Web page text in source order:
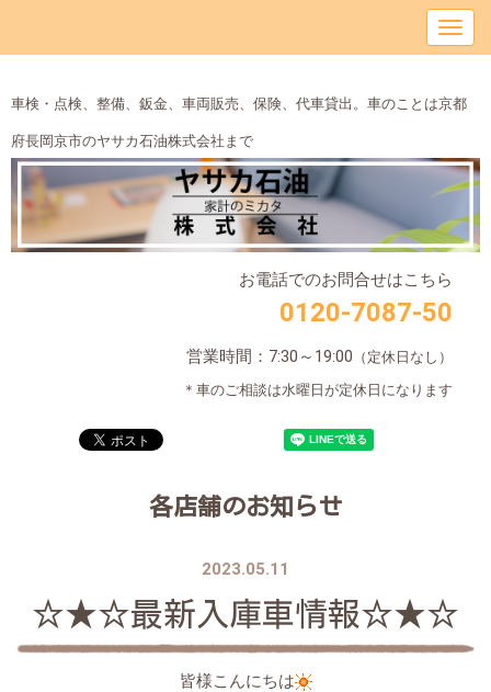
車検・点検、整備、鈑金、車両販売、保険、代車貸出。車のことは京都
府長岡京市のヤサカ石油株式会社まで
お電話でのお問合せはこちら
0120-7087-50
営業時間：7:30～19:00 （定休日なし）
＊車のご相談は水曜日が定休日になります
各店舗のお知らせ
2023.05.11
☆★☆最新入庫車情報☆★☆
皆様こんにちは